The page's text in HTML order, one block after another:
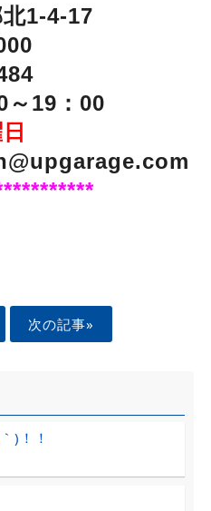
1-4-17
19：00
次の記事»
)！！